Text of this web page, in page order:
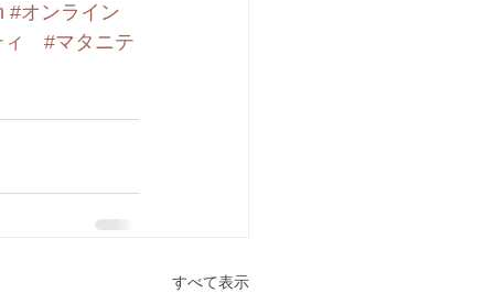
#オンライン
#マタニテ
すべて表示